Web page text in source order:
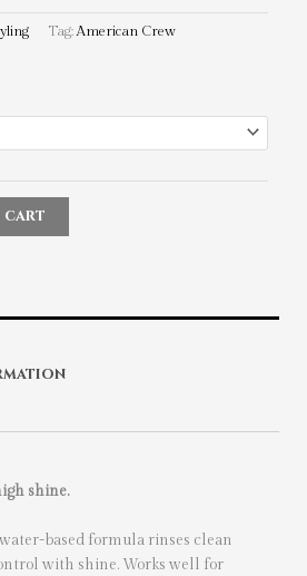
Tag:American Crew
cart
shine.
based formula rinses clean
with shine. Works well for